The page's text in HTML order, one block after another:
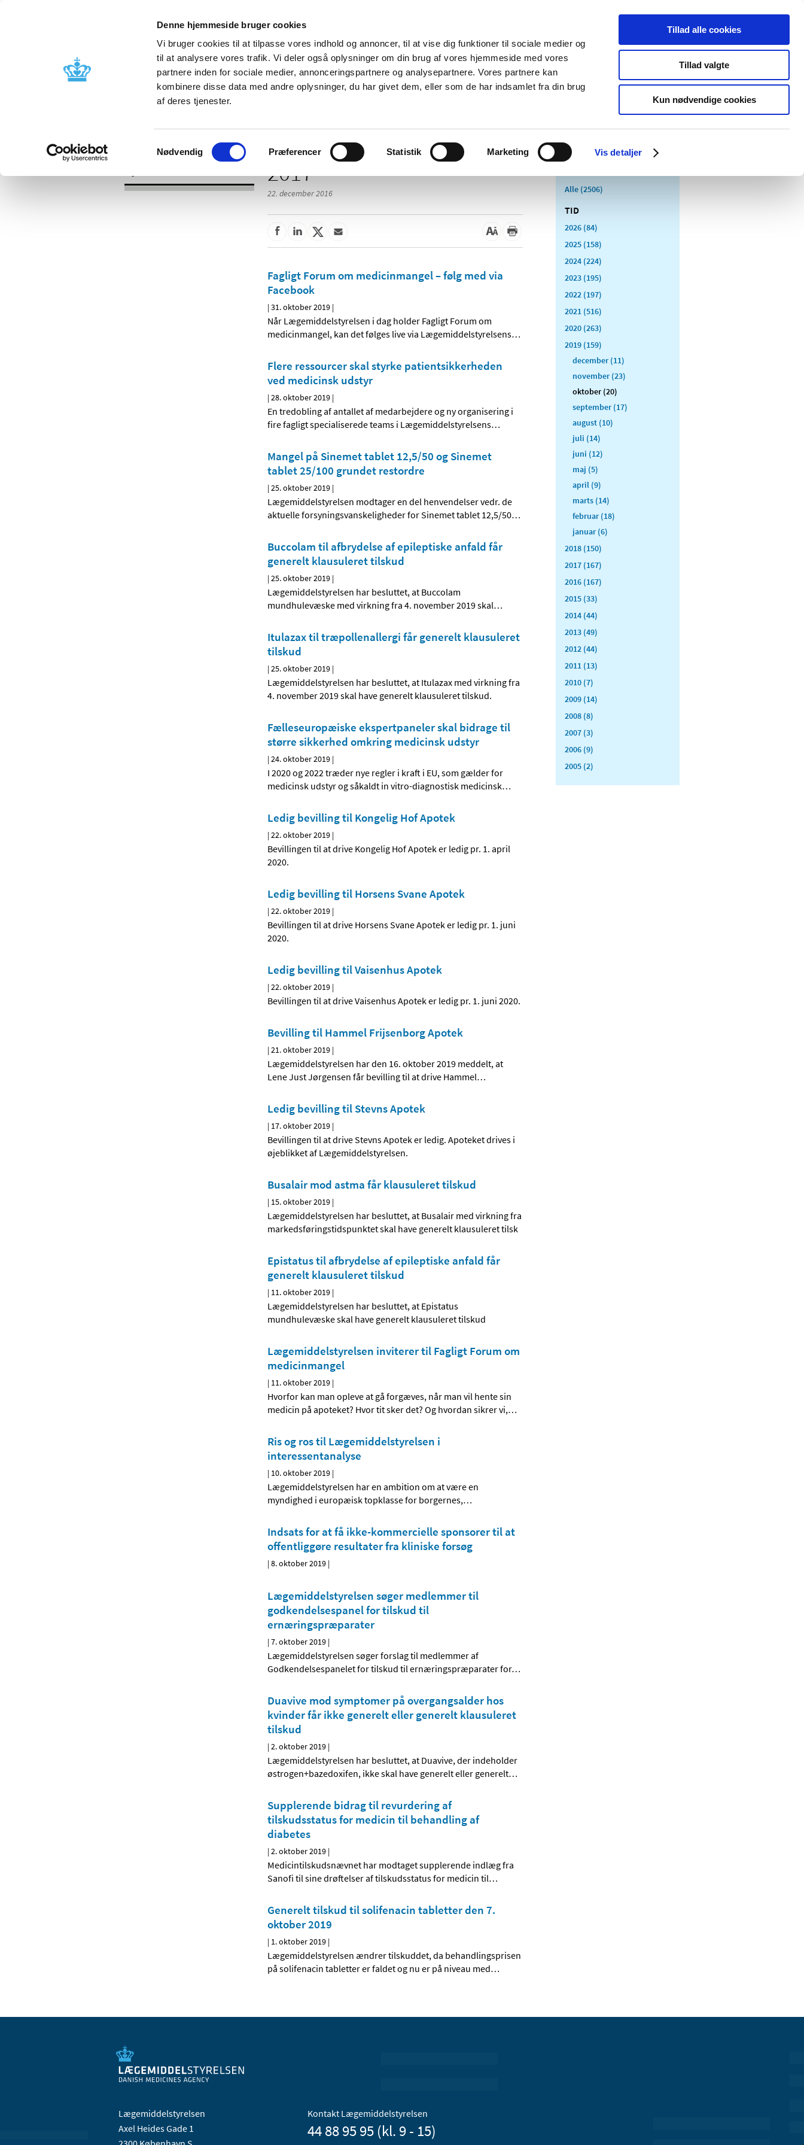
Denne hjemmeside bruger cookies
Vi bruger cookies til at tilpasse vores indhold og annoncer, til at vise dig funktioner til sociale medier og
til at analysere vores trafik. Vi deler også oplysninger om din brug af vores hjemmeside med vores
partnere inden for sociale medier, annonceringspartnere og analysepartnere. Vores partnere kan
kombinere disse data med andre oplysninger, du har givet dem, eller som de har indsamlet fra din brug
af deres tjenester.
Samtykkevalg
Nødvendig Præferencer Statistik Marketing Vis detaljer
Tillad alle cookies
Tillad valgte
Kun nødvendige cookies
Nyheder Om os Kontakt Udgivelser
Godkendelse og
Bivirkninger og
produktinformation
Tilskud og
Apoteker og salg af
Medicinsk
Særlige
produktområder
2017
22. december 2016
Fagligt Forum om medicinmangel – følg med via
Facebook
|31. oktober 2019 |
Når Lægemiddelstyrelsen i dag holder Fagligt Forum om
medicinmangel, kan det følges live via Lægemiddelstyrelsens…
Flere ressourcer skal styrke patientsikkerheden
ved medicinsk udstyr
|28. oktober 2019 |
En tredobling af antallet af medarbejdere og ny organisering i
fire fagligt specialiserede teams i Lægemiddelstyrelsens…
Mangel på Sinemet tablet 12,5/50 og Sinemet
tablet 25/100 grundet restordre
|25. oktober 2019 |
Lægemiddelstyrelsen modtager en del henvendelser vedr. de
aktuelle forsyningsvanskeligheder for Sinemet tablet 12,5/50…
Buccolam til afbrydelse af epileptiske anfald får
generelt klausuleret tilskud
|25. oktober 2019 |
Lægemiddelstyrelsen har besluttet, at Buccolam
mundhulevæske med virkning fra 4. november 2019 skal…
Itulazax til træpollenallergi får generelt klausuleret
tilskud
|25. oktober 2019 |
Lægemiddelstyrelsen har besluttet, at Itulazax med virkning fra
4. november 2019 skal have generelt klausuleret tilskud.
Fælleseuropæiske ekspertpaneler skal bidrage til
større sikkerhed omkring medicinsk udstyr
|24. oktober 2019 |
I 2020 og 2022 træder nye regler i kraft i EU, som gælder for
medicinsk udstyr og såkaldt in vitro-diagnostisk medicinsk…
Ledig bevilling til Kongelig Hof Apotek
|22. oktober 2019 |
Bevillingen til at drive Kongelig Hof Apotek er ledig pr. 1. april
2020.
Ledig bevilling til Horsens Svane Apotek
|22. oktober 2019 |
Bevillingen til at drive Horsens Svane Apotek er ledig pr. 1. juni
2020.
Ledig bevilling til Vaisenhus Apotek
|22. oktober 2019 |
Bevillingen til at drive Vaisenhus Apotek er ledig pr. 1. juni 2020.
Bevilling til Hammel Frijsenborg Apotek
|21. oktober 2019 |
Lægemiddelstyrelsen har den 16. oktober 2019 meddelt, at
Lene Just Jørgensen får bevilling til at drive Hammel…
Ledig bevilling til Stevns Apotek
| 17. oktober 2019 |
Bevillingen til at drive Stevns Apotek er ledig. Apoteket drives i
øjeblikket af Lægemiddelstyrelsen.
Busalair mod astma får klausuleret tilskud
| 15. oktober 2019 |
Lægemiddelstyrelsen har besluttet, at Busalair med virkning fra
markedsføringstidspunktet skal have generelt klausuleret tilsk
Epistatus til afbrydelse af epileptiske anfald får
generelt klausuleret tilskud
| 11. oktober 2019 |
Lægemiddelstyrelsen har besluttet, at Epistatus
mundhulevæske skal have generelt klausuleret tilskud
Lægemiddelstyrelsen inviterer til Fagligt Forum om
medicinmangel
| 11. oktober 2019 |
Hvorfor kan man opleve at gå forgæves, når man vil hente sin
medicin på apoteket? Hvor tit sker det? Og hvordan sikrer vi,…
Ris og ros til Lægemiddelstyrelsen i
interessentanalyse
| 10. oktober 2019 |
Lægemiddelstyrelsen har en ambition om at være en
myndighed i europæisk topklasse for borgernes,…
Indsats for at få ikke-kommercielle sponsorer til at
offentliggøre resultater fra kliniske forsøg
|8. oktober 2019 |
Lægemiddelstyrelsen søger medlemmer til
godkendelsespanel for tilskud til
ernæringspræparater
|7. oktober 2019 |
Lægemiddelstyrelsen søger forslag til medlemmer af
Godkendelsespanelet for tilskud til ernæringspræparater for…
Duavive mod symptomer på overgangsalder hos
kvinder får ikke generelt eller generelt klausuleret
tilskud
|2. oktober 2019 |
Lægemiddelstyrelsen har besluttet, at Duavive, der indeholder
østrogen+bazedoxifen, ikke skal have generelt eller generelt…
Supplerende bidrag til revurdering af
tilskudsstatus for medicin til behandling af
diabetes
|2. oktober 2019 |
Medicintilskudsnævnet har modtaget supplerende indlæg fra
Sanofi til sine drøftelser af tilskudsstatus for medicin til…
Generelt tilskud til solifenacin tabletter den 7.
oktober 2019
| 1. oktober 2019 |
Lægemiddelstyrelsen ændrer tilskuddet, da behandlingsprisen
på solifenacin tabletter er faldet og nu er på niveau med…
Alle (2506)
TID
2026 (84)
2025 (158)
2024 (224)
2023 (195)
2022 (197)
2021 (516)
2020 (263)
2019 (159)
december (11)
november (23)
oktober (20)
september (17)
august (10)
juli (14)
juni (12)
maj (5)
april (9)
marts (14)
februar (18)
januar (6)
2018 (150)
2017 (167)
2016 (167)
2015 (33)
2014 (44)
2013 (49)
2012 (44)
2011 (13)
2010 (7)
2009 (14)
2008 (8)
2007 (3)
2006 (9)
2005 (2)
Lægemiddelstyrelsen
Axel Heides Gade 1
Kontakt Lægemiddelstyrelsen
44 88 95 95 (kl. 9 - 15)